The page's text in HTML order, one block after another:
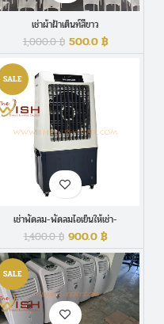
เช่าผ้าฝ้าเต็นท์สีขาว
1,000.0฿ 500.0฿
SALE
เช่าพัดลม-พัดลมไอเย็นให้เช่า-
กลางmik45ex
1,400.0฿ 900.0฿
SALE